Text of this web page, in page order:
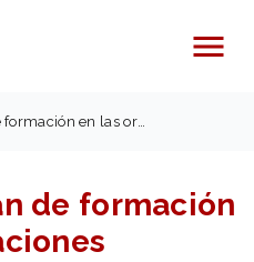
Menú
en las organizaciones
de formación